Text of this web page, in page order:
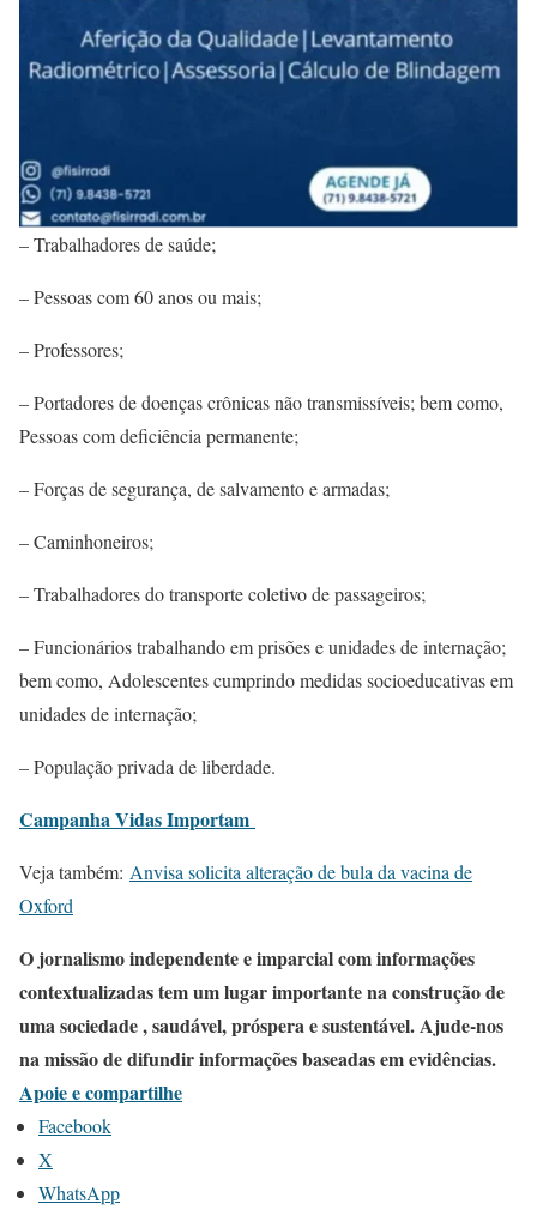
– Trabalhadores de saúde;
– Pessoas com 60 anos ou mais;
– Professores;
– Portadores de doenças crônicas não transmissíveis; bem como,
Pessoas com deficiência permanente;
– Forças de segurança, de salvamento e armadas;
– Caminhoneiros;
– Trabalhadores do transporte coletivo de passageiros;
– Funcionários trabalhando em prisões e unidades de internação;
bem como, Adolescentes cumprindo medidas socioeducativas em
unidades de internação;
– População privada de liberdade.
Campanha Vidas Importam
Veja também: Anvisa solicita alteração de bula da vacina de
Oxford
O jornalismo independente e imparcial com informações
contextualizadas tem um lugar importante na construção de
uma sociedade , saudável, próspera e sustentável. Ajude-nos
na missão de difundir informações baseadas em evidências.
Apoie e compartilhe
Facebook
X
WhatsApp